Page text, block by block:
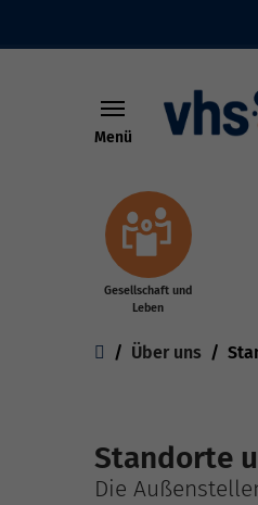
Menü
Gesellschaft und
Leben
You are here:
Über uns
Standorte
Die